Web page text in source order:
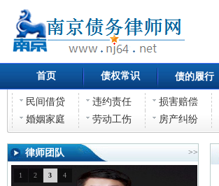
首页 债权常识 债的履行
民间借贷 违约责任 损害赔偿
婚姻家庭
劳动工伤 房产纠纷
律师团队 >>
1 2 3 4